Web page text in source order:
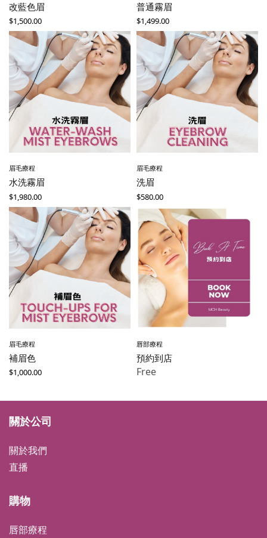
改藍色眉
$1,500.00
普通霧眉
$1,499.00
眉毛療程
水洗霧眉
$1,980.00
眉毛療程
洗眉
$580.00
眉毛療程
補眉色
$1,000.00
唇部療程
預約到店
Free
關於公司
關於我們
直播
購物
唇部療程